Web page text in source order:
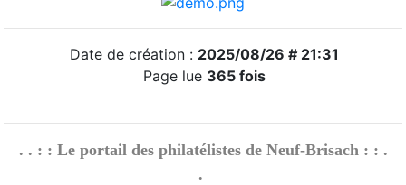
Date de création : 2025/08/26 # 21:31
Page lue 365 fois
. . : : Le portail des philatélistes de Neuf-Brisach : : .
.